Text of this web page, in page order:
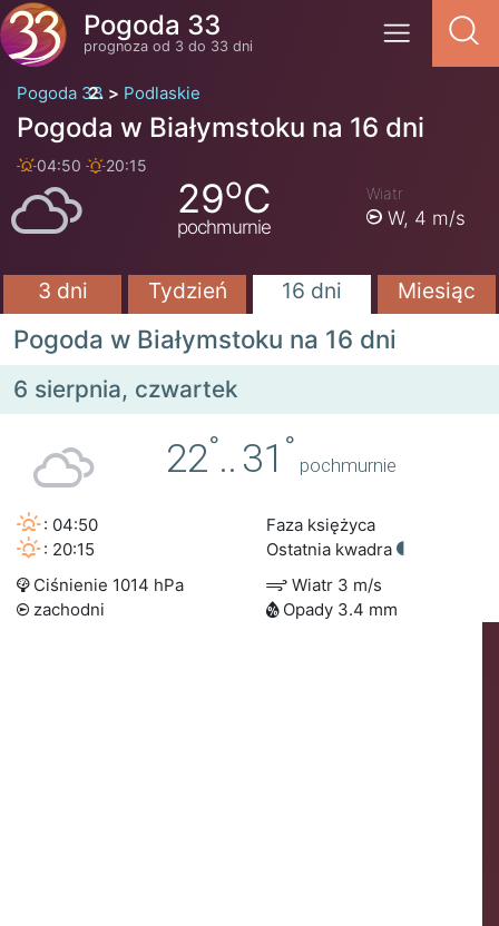
Pogoda 33
prognoza od 3 do 33 dni
Pogoda 33 Podlaskie
Pogoda w Białymstoku na 16 dni
04:50 20:15
29oC
pochmurnie
Wiatr
W, 4 m/s
3 dni Tydzień 16 dni Miesiąc
Pogoda w Białymstoku na 16 dni
6 sierpnia, czwartek
22°.. 31 °
pochmurnie
: 04:50
: 20:15
Faza księżyca
Ostatnia kwadra
Ciśnienie 1014 hPa
Wiatr 3 m/s
zachodni
Opady 3.4 mm